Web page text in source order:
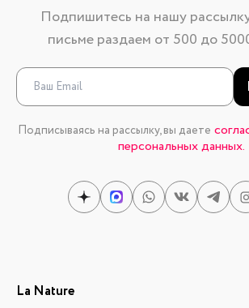
Подпишитесь на нашу
письме раздаем от 500 до
Подписываясь на рассылку, вы даете
персональных данных.
La Nature